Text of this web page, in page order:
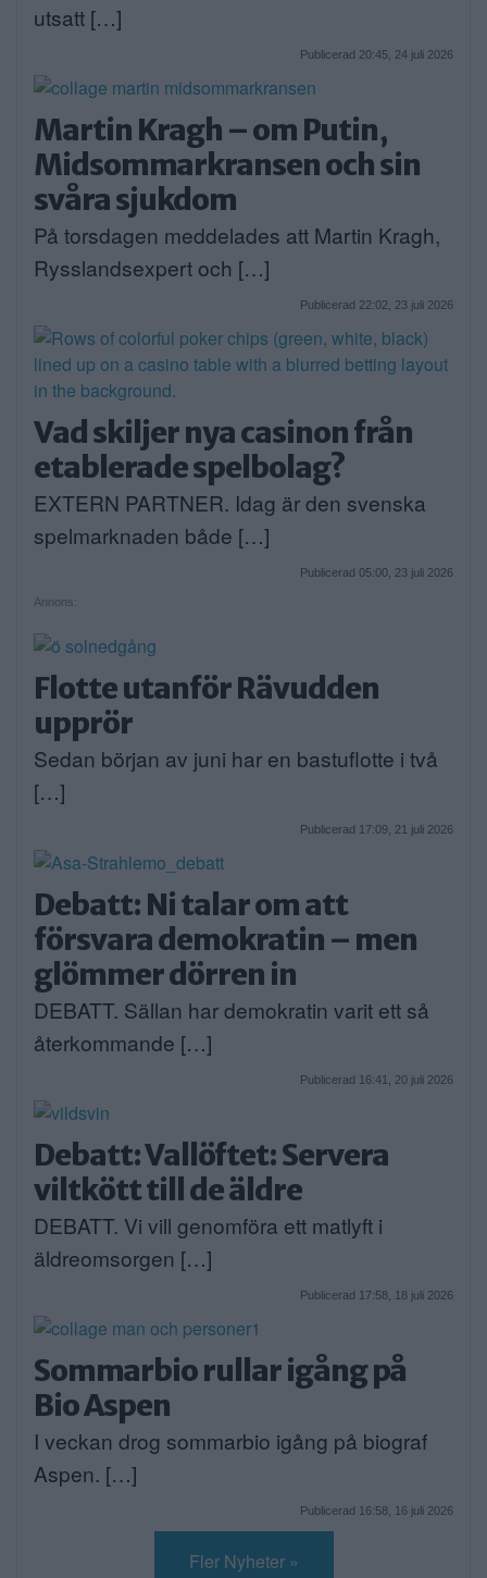
utsatt […]
Publicerad 20:45, 24 juli 2026
Martin Kragh – om Putin,
Midsommarkransen och sin
svåra sjukdom
På torsdagen meddelades att Martin Kragh,
Rysslandsexpert och […]
Publicerad 22:02, 23 juli 2026
Vad skiljer nya casinon från
etablerade spelbolag?
EXTERN PARTNER. Idag är den svenska
spelmarknaden både […]
Publicerad 05:00, 23 juli 2026
Annons:
Flotte utanför Rävudden
upprör
Sedan början av juni har en bastuflotte i två
[…]
Publicerad 17:09, 21 juli 2026
Debatt: Ni talar om att
försvara demokratin – men
glömmer dörren in
DEBATT. Sällan har demokratin varit ett så
återkommande […]
Publicerad 16:41, 20 juli 2026
Debatt: Vallöftet: Servera
viltkött till de äldre
DEBATT. Vi vill genomföra ett matlyft i
äldreomsorgen […]
Publicerad 17:58, 18 juli 2026
Sommarbio rullar igång på
Bio Aspen
I veckan drog sommarbio igång på biograf
Aspen. […]
Publicerad 16:58, 16 juli 2026
Fler Nyheter »